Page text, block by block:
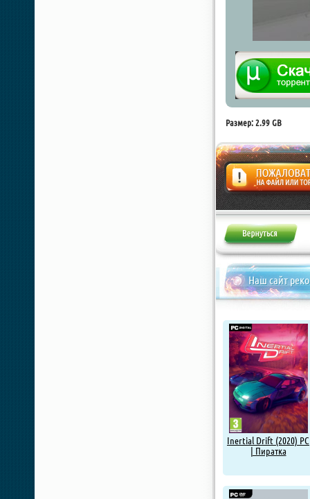
Размер: 2.99 GB
Жалоба
Наш сайт
Inertial Drift (2020) PC
| Пиратка